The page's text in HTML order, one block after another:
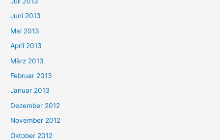
Juni 2013
Mai 2013
April 2013
März 2013
Februar 2013
Januar 2013
Dezember 2012
November 2012
Oktober 2012